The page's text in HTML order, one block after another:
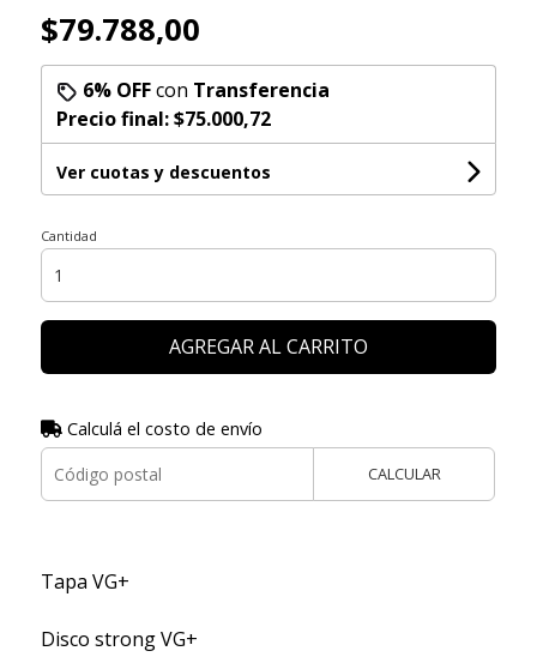
$79.788,00
6% OFFcon Transferencia
Precio final:$75.000,72
Ver cuotas y descuentos
Cantidad
AGREGAR AL CARRITO
Calculá el costo de envío
CALCULAR
Tapa VG+
Disco strong VG+